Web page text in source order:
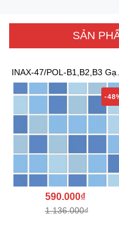
SẢN
INAX-47/POL-B1,B2,B3
Mosaic Hồ Bơi
-
590.000₫
1.136.000₫